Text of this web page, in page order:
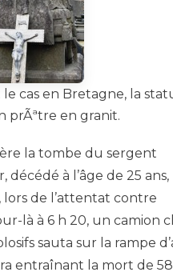
le cas en Bretagne, la
prÃªtre en granit.
la tombe du sergent
décédé à l’âge de 25 ans,
de l’attentat contre
là à 6 h 20, un camion
sauta sur la rampe
entraînant la mort de 58